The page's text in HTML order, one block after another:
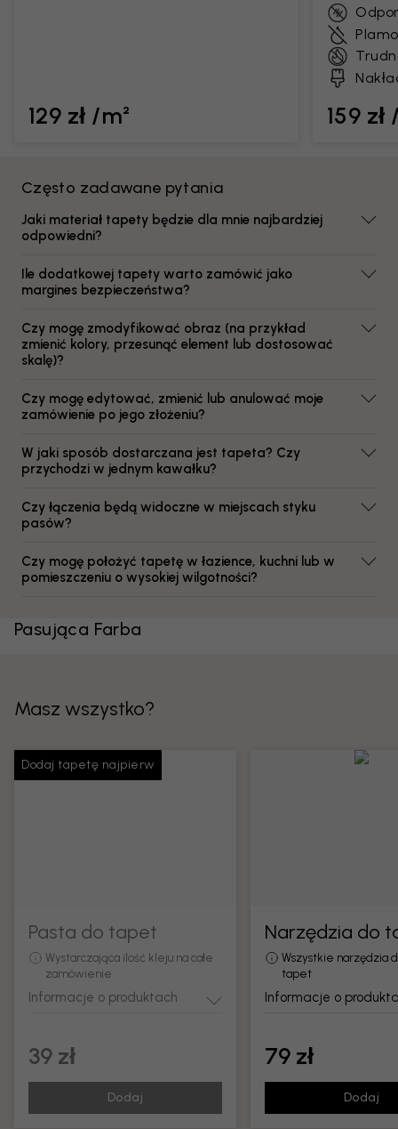
129 zł /m² 159 zł
Często zadawane pytania
Jaki materiał tapety będzie dla mnie najbardziej
odpowiedni?
Ile dodatkowej tapety warto zamówić jako
margines bezpieczeństwa?
Czy mogę zmodyfikować obraz (na przykład
zmienić kolory, przesunąć element lub dostosować
skalę)?
Czy mogę edytować, zmienić lub anulować moje
zamówienie po jego złożeniu?
W jaki sposób dostarczana jest tapeta? Czy
przychodzi w jednym kawałku?
Czy łączenia będą widoczne w miejscach styku
pasów?
Czy mogę położyć tapetę w łazience, kuchni lub w
pomieszczeniu o wysokiej wilgotności?
Pasująca Farba
Masz wszystko?
Dodaj tapetę najpierw
Pasta do tapet
Wystarczająca ilość kleju na całe
zamówienie
Informacje o produktach
39 zł
Dodaj
Narzędzia do
Wszystkie narzędzia
tapet
Informacje o
79 zł
Dodaj